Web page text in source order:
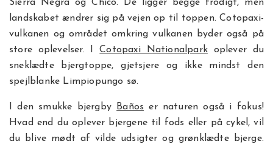
Sierra Negra og Chico. De ligger begge frodigt, men
landskabet ændrer sig på vejen op til toppen. Cotopaxi-
vulkanen og området omkring vulkanen byder også på
store oplevelser. ICotopaxi Nationalparkoplever du
sneklædte bjergtoppe, gjetsjere og ikke mindst den
spejlblanke Limpiopungo sø.
I den smukke bjergby Baños er naturen også i fokus!
Hvad end du oplever bjergene til fods eller på cykel, vil
du blive mødt af vilde udsigter og grønklædte bjerge.